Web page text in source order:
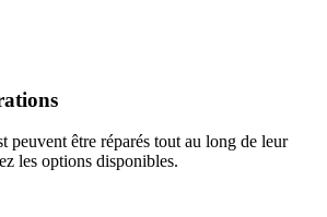
peuvent être réparés tout au long de leur
les options disponibles.